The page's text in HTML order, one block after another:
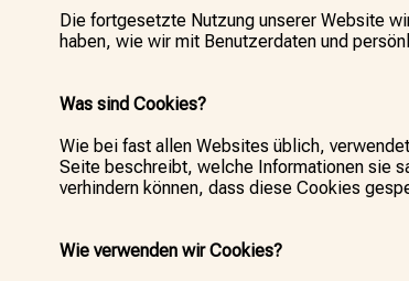
Die fortgesetzte Nutzung unserer Website
haben, wie wir mit Benutzerdaten und
Was sind Cookies?
Wie bei fast allen Websites üblich,
Seite beschreibt, welche Informationen sie
verhindern können, dass diese Cookies
Wie verwenden wir Cookies?